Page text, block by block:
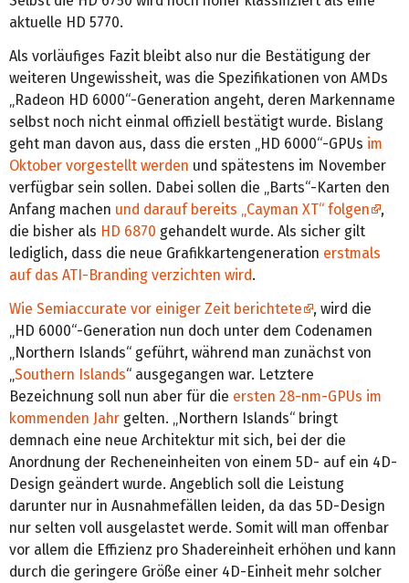
aktuelle HD 5770.
Als vorläufiges Fazit bleibt also nur die Bestätigung der
weiteren Ungewissheit, was die Spezifikationen von AMDs
„Radeon HD 6000“-Generation angeht, deren Markenname
selbst noch nicht einmal offiziell bestätigt wurde. Bislang
geht man davon aus, dass die ersten „HD 6000“-GPUs im
Oktober vorgestellt werden und spätestens im November
verfügbar sein sollen. Dabei sollen die „Barts“-Karten den
Anfang machen und darauf bereits „Cayman XT“ folgen
,
die bisher als HD 6870 gehandelt wurde. Als sicher gilt
lediglich, dass die neue Grafikkartengeneration erstmals
auf das ATI-Branding verzichten wird.
Wie Semiaccurate vor einiger Zeit berichtete
, wird die
„HD 6000“-Generation nun doch unter dem Codenamen
„Northern Islands“ geführt, während man zunächst von
Southern Islands“ ausgegangen war. Letztere
Bezeichnung soll nun aber für die ersten 28-nm-GPUs im
kommenden Jahr gelten. „Northern Islands“ bringt
demnach eine neue Architektur mit sich, bei der die
Anordnung der Recheneinheiten von einem 5D- auf ein 4D-
Design geändert wurde. Angeblich soll die Leistung
darunter nur in Ausnahmefällen leiden, da das 5D-Design
nur selten voll ausgelastet werde. Somit will man offenbar
vor allem die Effizienz pro Shadereinheit erhöhen und kann
durch die geringere Größe einer 4D-Einheit mehr solcher